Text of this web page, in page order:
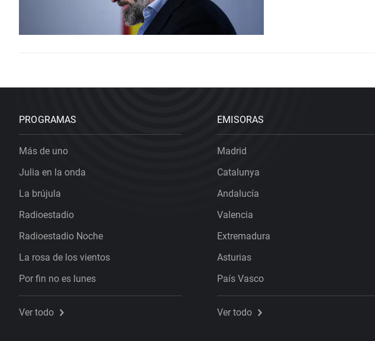
PROGRAMAS
Más de uno
Julia en la onda
La brújula
Radioestadio
Radioestadio Noche
La rosa de los vientos
Por fin no es lunes
Ver todo
EMISORAS
Madrid
Catalunya
Andalucía
Valencia
Extremadura
Asturias
País Vasco
Ver todo